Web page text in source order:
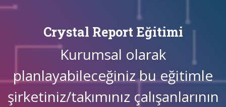
Crystal Report Eğitimi
Kurumsal olarak
planlayabileceğiniz bu eğitimle
şirketiniz/takımınız çalışanlarının